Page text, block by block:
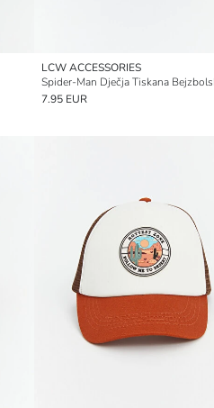
LCW ACCESSORIES
Spider-Man Dječja Tiskana
7.95 EUR